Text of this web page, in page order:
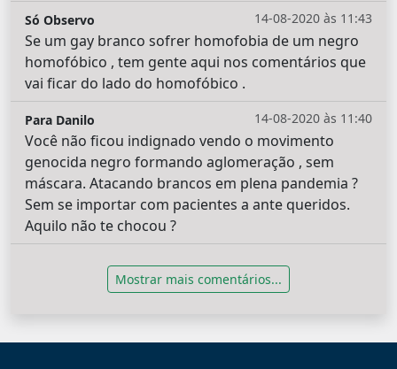
14-08-2020 às 11:43
Só Observo
Se um gay branco sofrer homofobia de um negro
homofóbico , tem gente aqui nos comentários que
vai ficar do lado do homofóbico .
14-08-2020 às 11:40
Para Danilo
Você não ficou indignado vendo o movimento
genocida negro formando aglomeração , sem
máscara. Atacando brancos em plena pandemia ?
Sem se importar com pacientes a ante queridos.
Aquilo não te chocou ?
Mostrar mais comentários...